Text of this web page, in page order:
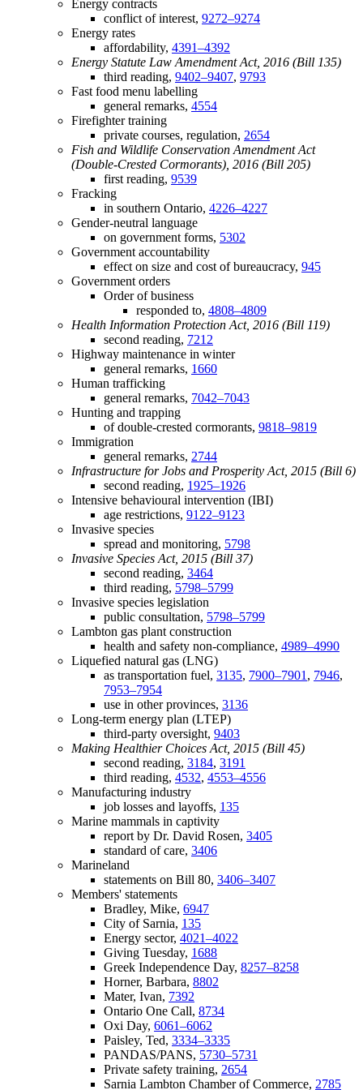
Energy contracts
conflict of interest, 9272–9274
Energy rates
affordability, 4391–4392
Energy Statute Law Amendment Act, 2016 (Bill 135)
third reading, 9402–9407, 9793
Fast food menu labelling
general remarks, 4554
Firefighter training
private courses, regulation, 2654
Fish and Wildlife Conservation Amendment Act
(Double-Crested Cormorants), 2016 (Bill 205)
first reading, 9539
Fracking
in southern Ontario, 4226–4227
Gender-neutral language
on government forms, 5302
Government accountability
effect on size and cost of bureaucracy, 945
Government orders
Order of business
responded to, 4808–4809
Health Information Protection Act, 2016 (Bill 119)
second reading, 7212
Highway maintenance in winter
general remarks, 1660
Human trafficking
general remarks, 7042–7043
Hunting and trapping
of double-crested cormorants, 9818–9819
Immigration
general remarks, 2744
Infrastructure for Jobs and Prosperity Act, 2015 (Bill 6)
second reading, 1925–1926
Intensive behavioural intervention (IBI)
age restrictions, 9122–9123
Invasive species
spread and monitoring, 5798
Invasive Species Act, 2015 (Bill 37)
second reading, 3464
third reading, 5798–5799
Invasive species legislation
public consultation, 5798–5799
Lambton gas plant construction
health and safety non-compliance, 4989–4990
Liquefied natural gas (LNG)
as transportation fuel, 3135, 7900–7901 , 7946,
7953–7954
use in other provinces, 3136
Long-term energy plan (LTEP)
third-party oversight, 9403
Making Healthier Choices Act, 2015 (Bill 45)
second reading, 3184, 3191
third reading, 4532, 4553–4556
Manufacturing industry
job losses and layoffs, 135
Marine mammals in captivity
report by Dr. David Rosen, 3405
standard of care, 3406
Marineland
statements on Bill 80, 3406–3407
Members' statements
Bradley, Mike, 6947
City of Sarnia, 135
Energy sector, 4021–4022
Giving Tuesday, 1688
Greek Independence Day, 8257–8258
Horner, Barbara, 8802
Mater, Ivan, 7392
Ontario One Call, 8734
Oxi Day, 6061–6062
Paisley, Ted, 3334–3335
PANDAS/PANS, 5730–5731
Private safety training, 2654
Sarnia Lambton Chamber of Commerce, 2785